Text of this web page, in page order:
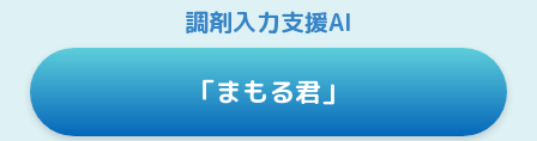
調剤入力支援AI
「まもる君」